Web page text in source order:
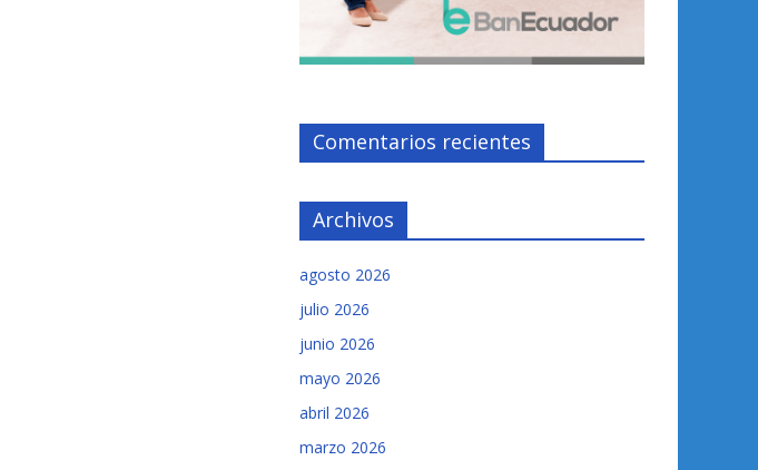
Comentarios recientes
Archivos
agosto 2026
julio 2026
junio 2026
mayo 2026
abril 2026
marzo 2026